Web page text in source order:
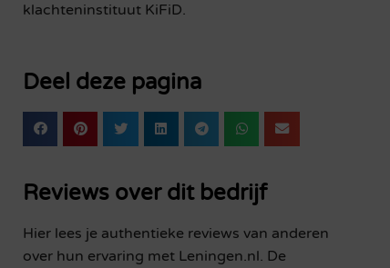
klachteninstituut KiFiD.
Deel deze pagina
Reviews over dit bedrijf
Hier lees je authentieke reviews van anderen
over hun ervaring met Leningen.nl. De